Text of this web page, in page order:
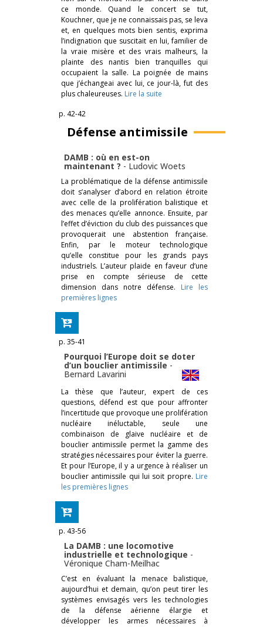
ce monde. Quand le concert se tut,
Kouchner, que je ne connaissais pas, se leva
et, en quelques mots bien sentis, exprima
l’indignation que suscitait en lui, familier de
la vraie misère et des vrais malheurs, la
plainte des nantis bien tranquilles qui
occupaient la salle. La poignée de mains
que j’échangeai avec lui, ce jour-là, fut des
plus chaleureuses. Lire la suite
p. 42-42
Défense antimissile
DAMB : où en est­-on
maintenant ? - Ludovic Woets
La problématique de la défense antimissile
doit s’analyser d’abord en relation étroite
avec celle de la prolifération balistique et
des menaces qu’elle annonce. Ensuite, par
l’effet d’éviction du club des puissances que
provoquerait une abstention française.
Enfin, par le moteur technologique
qu’elle constitue pour les grands pays
industriels. L’auteur plaide en faveur d’une
prise en compte sérieuse de cette
dimension dans notre défense. Lire les
premières lignes
p. 35-41
Pourquoi l’Europe doit se doter
d’un bouclier antimissile -
Bernard Lavarini
La thèse que l’auteur, expert de ces
questions, défend est que pour affronter
l’incertitude que provoque une prolifération
nucléaire inéluctable, seule une
combinaison de glaive nucléaire et de
bouclier antimissile per­met la gamme des
stratégies nécessaires pour éviter la guerre.
Et pour l’Europe, il y a urgence à réaliser un
bouclier antimissile qui lui soit propre. Lire
les premières lignes
p. 43-56
La DAMB : une locomotive
industrielle et technologique -
Véronique Cham-Meilhac
C’est en évaluant la menace balistique,
aujourd’hui et demain, qu’on peut tirer les
systèmes envisagés vers les technologies
de la défense aérienne élargie et
développer les armes nécessaires à